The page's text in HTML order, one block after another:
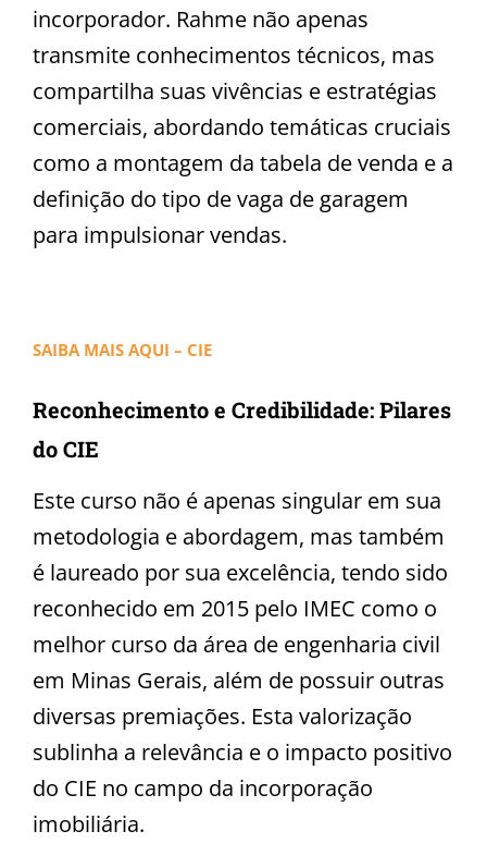
incorporador. Rahme não apenas
transmite conhecimentos técnicos, mas
compartilha suas vivências e estratégias
comerciais, abordando temáticas cruciais
como a montagem da tabela de venda e a
definição do tipo de vaga de garagem
para impulsionar vendas.
SAIBA MAIS AQUI – CIE
Reconhecimento e Credibilidade: Pilares
do CIE
Este curso não é apenas singular em sua
metodologia e abordagem, mas também
é laureado por sua excelência, tendo sido
reconhecido em 2015 pelo IMEC como o
melhor curso da área de engenharia civil
em Minas Gerais, além de possuir outras
diversas premiações. Esta valorização
sublinha a relevância e o impacto positivo
do CIE no campo da incorporação
imobiliária.